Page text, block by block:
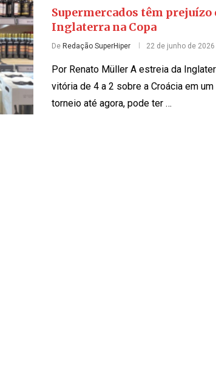
Supermercados têm prejuízo
Inglaterra na Copa
De Redação SuperHiper 22 de junho de 2026
Por Renato Müller A estreia da
vitória de 4 a 2 sobre a Croácia em
torneio até agora, pode ter …